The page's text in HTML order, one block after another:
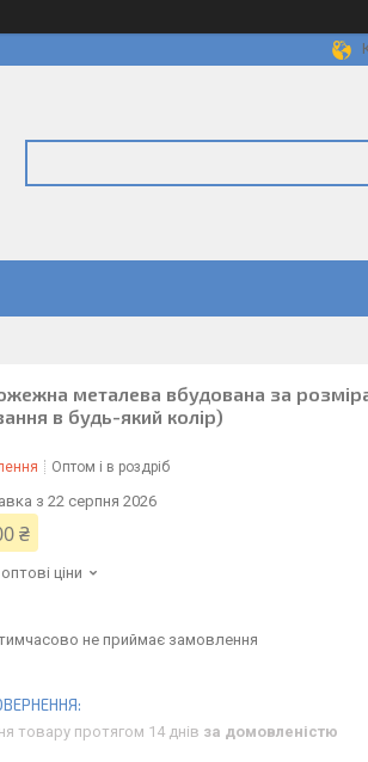
металева вбудована за
в будь-який колір)
Оптом і в роздріб
з 22 серпня 2026
₴
ціни
не приймає замовлення
товару протягом 14 днів за домовленістю